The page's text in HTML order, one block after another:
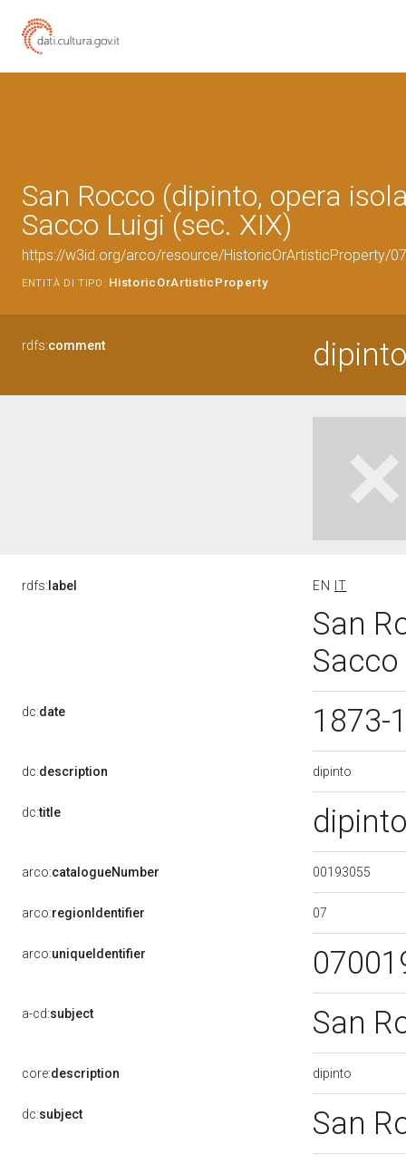
San Rocco (dipinto, opera
Sacco Luigi (sec. XIX)
https://w3id.org/arco/resource/HistoricOrArtisticProperty/
ENTITÀ DI TIPO: HistoricOrArtisticProperty
rdfs:comment
rdfs: label EN IT
San
dc:date 1873-
dc:description dipinto
dc:title
arco:catalogueNumber 00193055
arco:regionIdentifier 07
arco:uniqueIdentifier
a-cd:subject San
core:description dipinto
dc:subject San